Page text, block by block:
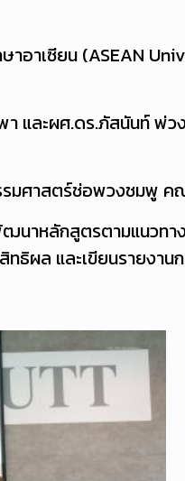
าอาเซียน (ASEAN
และผศ.ดร.ภัสนันท์ พ่
มศาสตร์ช่อพวงชมพู ค
ฒนาหลักสูตรตามแนว
ผล และเขียนรายงาน